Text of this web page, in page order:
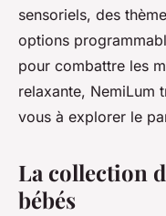
sensoriels, des
options
pour combattre les
relaxante, NemiLum
vous à explorer le
La collection
bébés